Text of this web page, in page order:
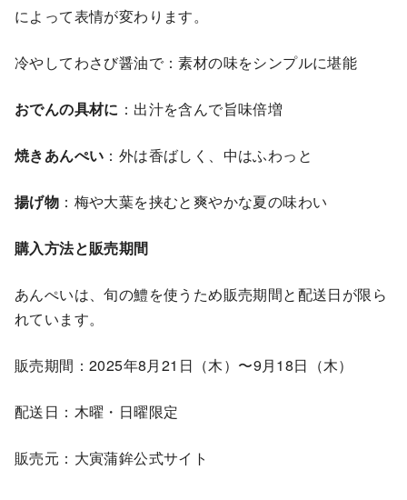
によって表情が変わります。
冷やしてわさび醤油で：素材の味をシンプルに堪能
おでんの具材に ：出汁を含んで旨味倍増
焼きあんぺい ：外は香ばしく、中はふわっと
揚げ物 ：梅や大葉を挟むと爽やかな夏の味わい
購入方法と販売期間
あんぺいは、旬の鱧を使うため販売期間と配送日が限ら
れています。
販売期間：2025年8月21日（木）〜9月18日（木）
配送日：木曜・日曜限定
販売元：大寅蒲鉾公式サイト